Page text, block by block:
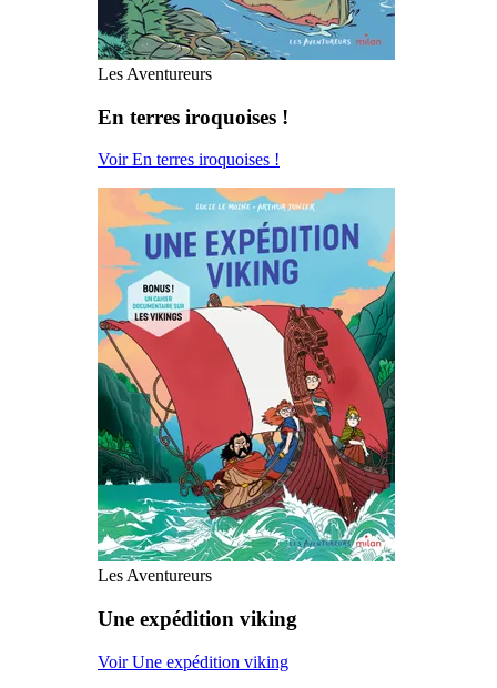
Les Aventureurs
En terres iroquoises !
Voir En terres iroquoises !
Les Aventureurs
Une expédition viking
Voir Une expédition viking